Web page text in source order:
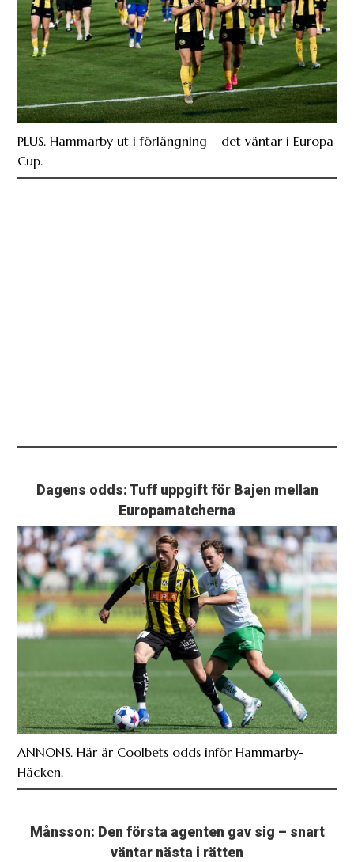
PLUS. Hammarby ut i förlängning – det väntar i Europa
Cup.
Dagens odds: Tuff uppgift för Bajen mellan
Europamatcherna
ANNONS. Här är Coolbets odds inför Hammarby-
Häcken.
Månsson: Den första agenten gav sig – snart
väntar nästa i rätten